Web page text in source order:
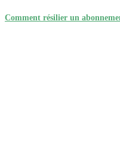
Comment résilier un